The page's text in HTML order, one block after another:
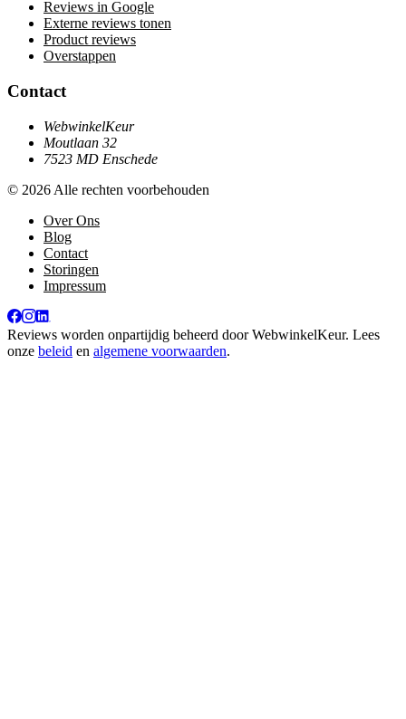
Reviews in Google
Externe reviews tonen
Product reviews
Overstappen
Contact
WebwinkelKeur
Moutlaan 32
7523 MD Enschede
© 2026 Alle rechten voorbehouden
Over Ons
Blog
Contact
Storingen
Impressum
Reviews worden onpartijdig beheerd doorWebwinkelKeur. Lees
onze beleid en algemene voorwaarden.